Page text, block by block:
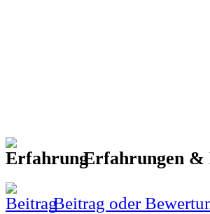
Erfahrungen &
Beitrag oder